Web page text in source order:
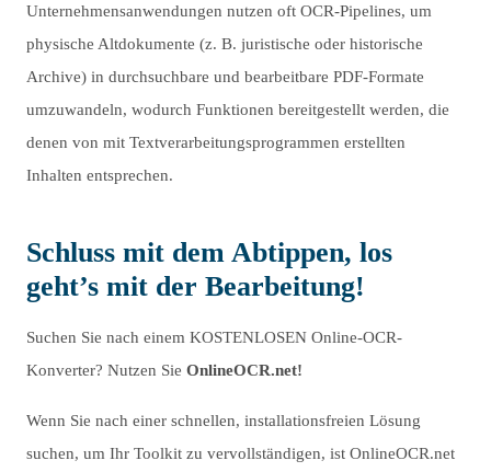
Unternehmensanwendungen nutzen oft OCR-Pipelines, um
physische Altdokumente (z. B. juristische oder historische
Archive) in durchsuchbare und bearbeitbare PDF-Formate
umzuwandeln, wodurch Funktionen bereitgestellt werden, die
denen von mit Textverarbeitungsprogrammen erstellten
Inhalten entsprechen.
Schluss mit dem Abtippen, los
geht’s mit der Bearbeitung!
Suchen Sie nach einem KOSTENLOSEN Online-OCR-
Konverter? Nutzen Sie OnlineOCR.net!
Wenn Sie nach einer schnellen, installationsfreien Lösung
suchen, um Ihr Toolkit zu vervollständigen, ist OnlineOCR.net